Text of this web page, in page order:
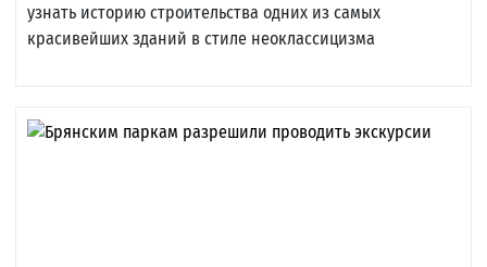
узнать историю строительства одних из самых
красивейших зданий в стиле неоклассицизма